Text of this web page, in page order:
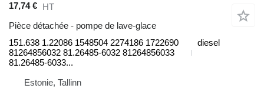
17,74 € HT
Pièce détachée - pompe de lave-glace
151.638 1.22086 1548504 2274186 1722690
81264856032 81.26485-6032 81264856033
81.26485-6033...
diesel
Estonie, Tallinn